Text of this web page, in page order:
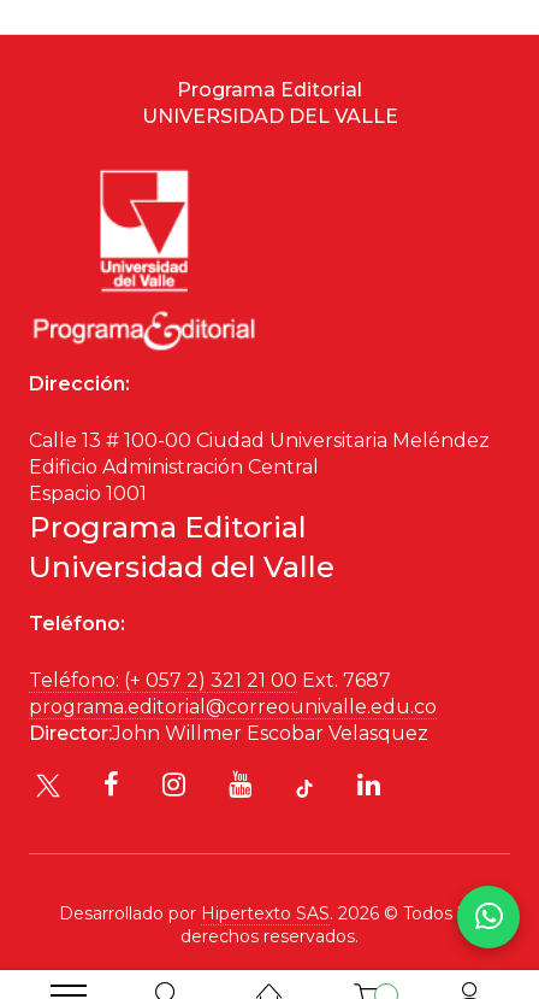
Programa Editorial
UNIVERSIDAD DEL VALLE
Dirección:
Calle 13 # 100-00 Ciudad Universitaria Meléndez
Edificio Administración Central
Espacio 1001
Programa Editorial
Universidad del Valle
Teléfono:
Teléfono: (+ 057 2) 321 21 00 Ext. 7687
programa.editorial@correounivalle.edu.co
Director:John Willmer Escobar Velasquez
Desarrollado por Hipertexto SAS. 2026 © Todos los
derechos reservados.